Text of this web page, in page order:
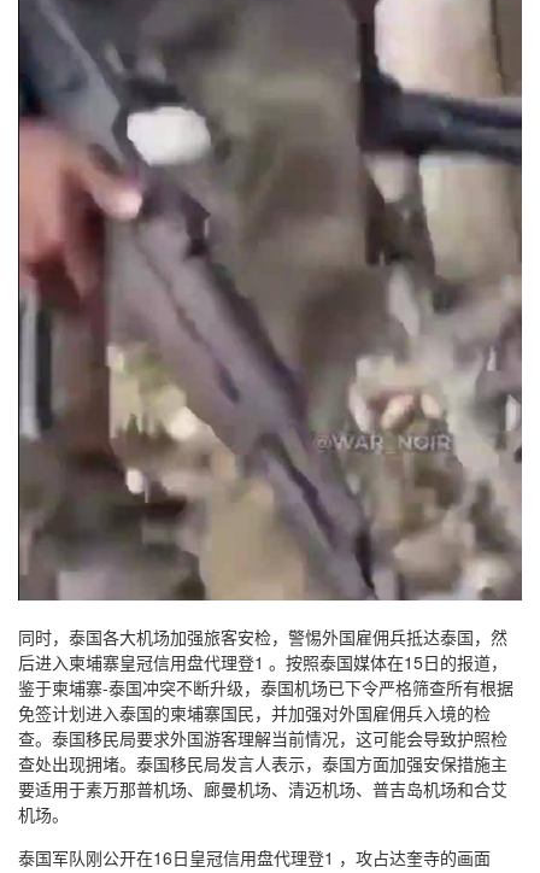
同时，泰国各大机场加强旅客安检，警惕外国雇佣兵抵达泰国，然
后进入柬埔寨皇冠信用盘代理登1 。按照泰国媒体在15日的报道，
鉴于柬埔寨-泰国冲突不断升级，泰国机场已下令严格筛查所有根据
免签计划进入泰国的柬埔寨国民，并加强对外国雇佣兵入境的检
查。泰国移民局要求外国游客理解当前情况，这可能会导致护照检
查处出现拥堵。泰国移民局发言人表示，泰国方面加强安保措施主
要适用于素万那普机场、廊曼机场、清迈机场、普吉岛机场和合艾
机场。
泰国军队刚公开在16日皇冠信用盘代理登1 ，攻占达奎寺的画面